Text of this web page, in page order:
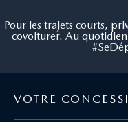
Pour les trajets courts,
covoiturer. Au
VOTRE